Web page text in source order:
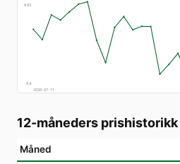
€83
€4
2026-07-11
12-måneders prishistorikk
Måned